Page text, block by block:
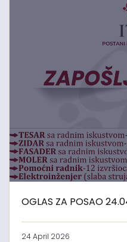
OGLAS ZA POSAO
24 April 2026